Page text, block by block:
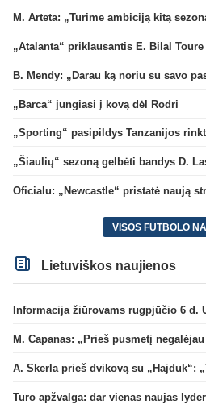
M. Arteta: „Turime ambiciją kitą
„Barca“ jungiasi į kovą dėl Rodri
„Sporting“ pasipildys Tanzanijos
„Šiaulių“ sezoną gelbėti bandys D.
Oficialu: „Newcastle“ pristatė naują
VISOS FUTBOLO
Lietuviškos naujienos
Informacija žiūrovams rugpjūčio 6 d.
Turo apžvalga: dar vienas naujas